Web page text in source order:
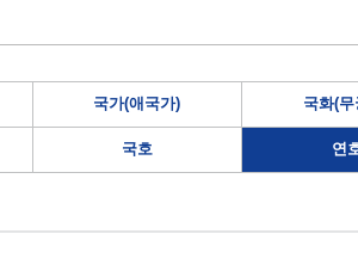
국가(애국가) 국화(
국호 연